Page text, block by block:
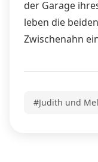
der Garage
leben die
Zwischenahn
#Judith und Mel